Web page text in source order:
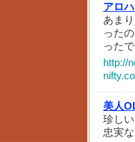
アロ
あま
った
った
http://
美人
珍し
忠実